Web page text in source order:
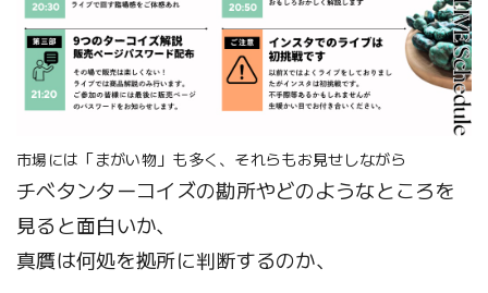
市場には「まがい物」も多く、それらもお見せしながら
チベタンターコイズの勘所やどのようなところを
見ると面白いか、
真贋は何処を拠所に判断するのか、